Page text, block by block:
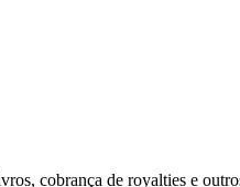
cobrança de royalties e